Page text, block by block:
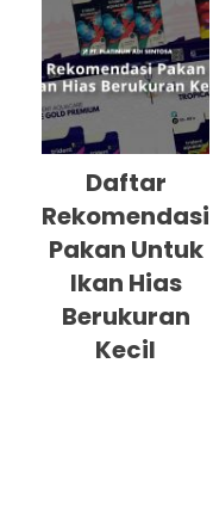
Daftar
Rekomendasi
Pakan Untuk
Ikan Hias
Berukuran
Kecil